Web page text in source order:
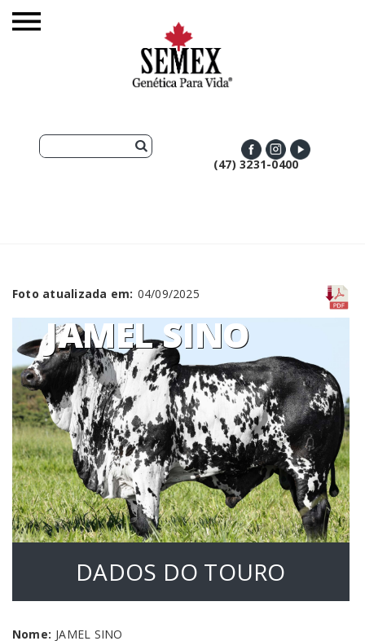
(47) 3231-0400
JAMEL SINO
Foto atualizada em: 04/09/2025
DADOS DO TOURO
Nome: JAMEL SINO